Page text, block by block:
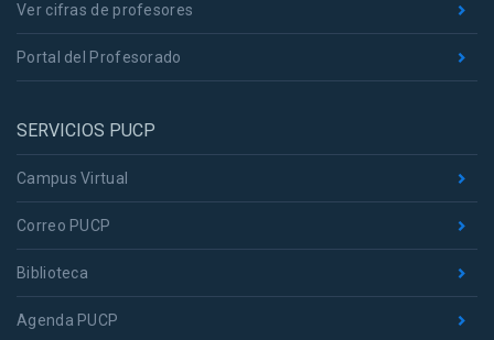
Ver cifras de profesores
Portal del Profesorado
SERVICIOS PUCP
Campus Virtual
Correo PUCP
Biblioteca
Agenda PUCP